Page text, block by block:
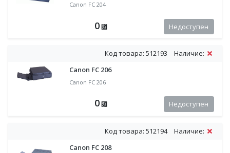
Canon FC 204
0 ⃏ Недоступен
Код товара: 512193
Наличие:
Canon FC 206
Canon FC 206
0 ⃏ Недоступен
Код товара: 512194
Наличие:
Canon FC 208